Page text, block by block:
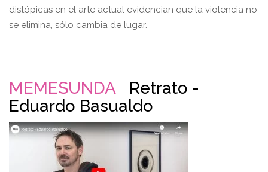
distópicas en el arte actual evidencian que la violencia no
se elimina, sólo cambia de lugar.
MEMESUNDA
Retrato -
Eduardo Basualdo